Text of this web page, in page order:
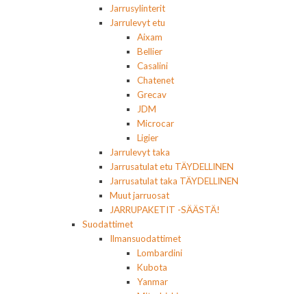
Jarrusylinterit
Jarrulevyt etu
Aixam
Bellier
Casalini
Chatenet
Grecav
JDM
Microcar
Ligier
Jarrulevyt taka
Jarrusatulat etu TÄYDELLINEN
Jarrusatulat taka TÄYDELLINEN
Muut jarruosat
JARRUPAKETIT -SÄÄSTÄ!
Suodattimet
Ilmansuodattimet
Lombardini
Kubota
Yanmar